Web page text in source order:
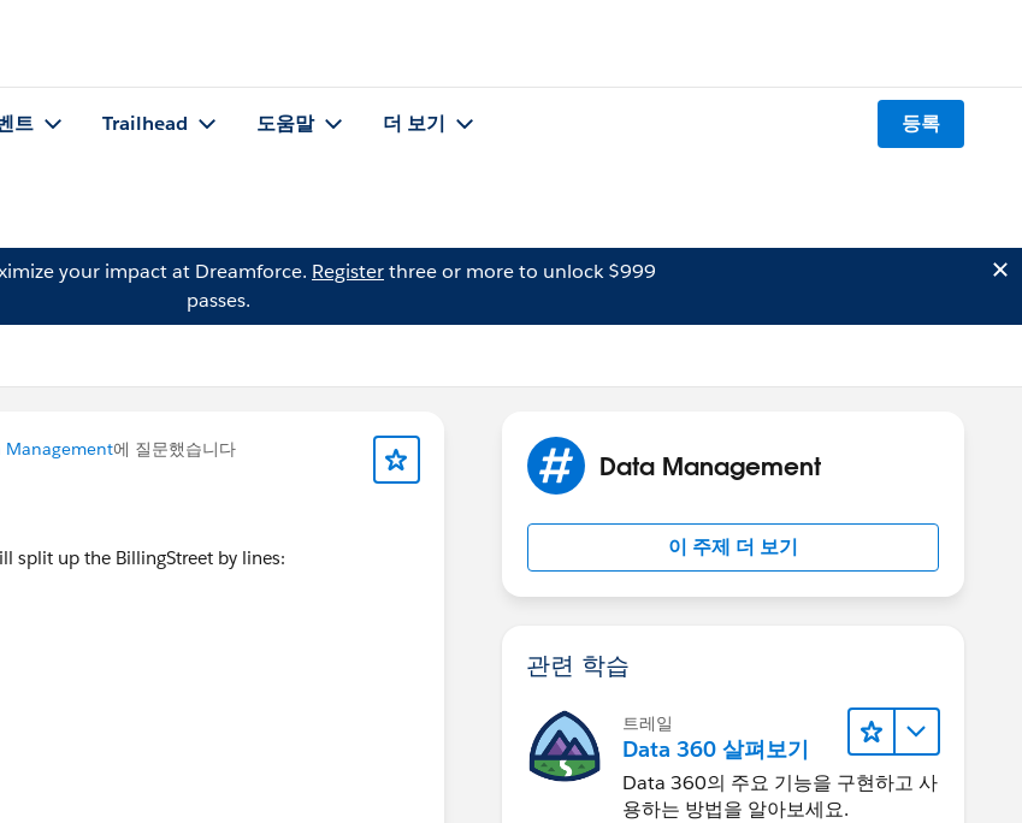
트 Trailhead 도움말 더 보기 등록
your impact at Dreamforce. Registerthree or more to unlock $999
passes.
Management에 질문했습니다
split up the BillingStreet by lines:
Data Management
이 주제 더 보기
관련 학습
트레일
Data 360 살펴보기
Data 360의 주요 기능을 구현하고 사
용하는 방법을 알아보세요.